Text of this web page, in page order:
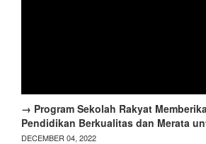
→ Program Sekolah Rakyat
Pendidikan Berkualitas dan Merata
DECEMBER 04, 2022